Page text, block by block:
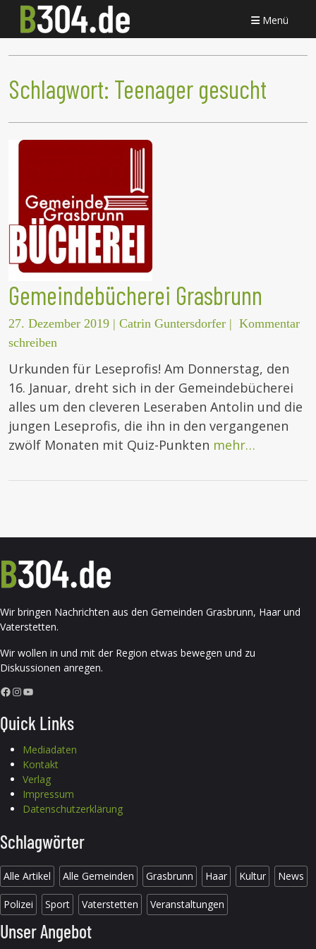
Menü
Schlagwort: Teenager gesucht
Gemeindebücherei Grasbrunn
27. Dezember 2019 | Catrin Guntersdorfer | Kommentar
schreiben
Urkunden für Leseprofis! Am Donnerstag, den
16. Januar, dreht sich in der Gemeindebücherei
alles um den cleveren Leseraben Antolin und die
jungen Leseprofis, die ihn in den vergangenen
zwölf Monaten mit Quiz-Punkten mehr…
Wir bringen Nachrichten aus den Gemeinden Grasbrunn, Haar und
Vaterstetten.
Wir wollen in und mit der Region etwas bewegen und zu
Diskussionen anregen.
Facebook InstagramYouTube
Quick Links
Mediadaten
Kontakt
Verlag
Impressum
Datenschutzerklärung
Schlagwörter
Alle Artikel Alle Gemeinden Grasbrunn Haar Kultur News
Polizei Sport Vaterstetten Veranstaltungen
Unser Angebot